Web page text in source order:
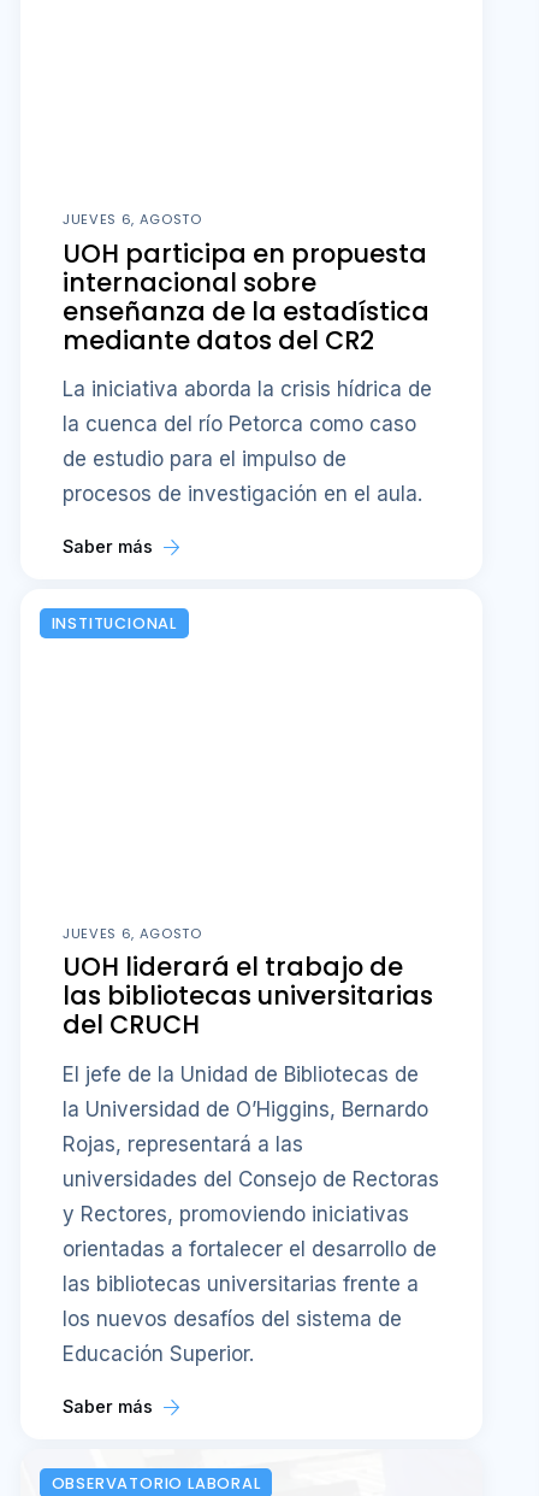
JUEVES 6, AGOSTO
UOH participa en propuesta
internacional sobre
enseñanza de la estadística
mediante datos del CR2
La iniciativa aborda la crisis hídrica de
la cuenca del río Petorca como caso
de estudio para el impulso de
procesos de investigación en el aula.
Saber más
INSTITUCIONAL
JUEVES 6, AGOSTO
UOH liderará el trabajo de
las bibliotecas universitarias
del CRUCH
El jefe de la Unidad de Bibliotecas de
la Universidad de O’Higgins, Bernardo
Rojas, representará a las
universidades del Consejo de Rectoras
y Rectores, promoviendo iniciativas
orientadas a fortalecer el desarrollo de
las bibliotecas universitarias frente a
los nuevos desafíos del sistema de
Educación Superior.
Saber más
OBSERVATORIO LABORAL